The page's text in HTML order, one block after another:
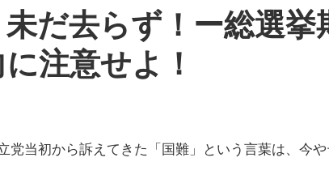
だ去らず！ー総選
注意せよ！
党当初から訴えてきた「国難」という言葉は、今